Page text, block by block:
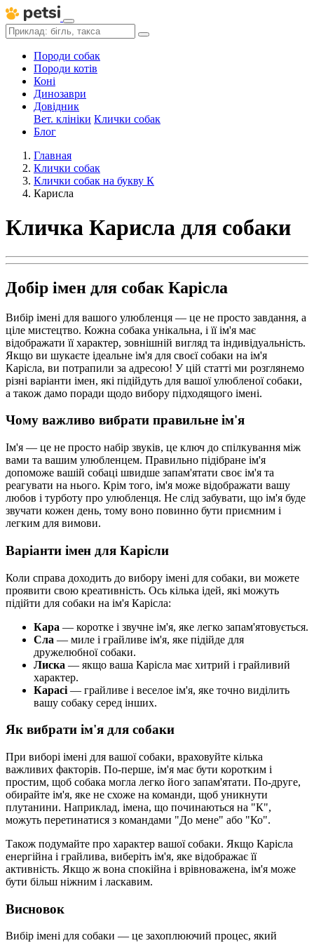
Породи собак
Породи котів
Коні
Динозаври
Довідник
Вет. клініки Клички собак
Блог
Главная
Клички собак
Клички собак на букву К
Карисла
Кличка Карисла для собаки
Добір імен для собак Карісла
Вибір імені для вашого улюбленця — це не просто завдання, а
ціле мистецтво. Кожна собака унікальна, і її ім'я має
відображати її характер, зовнішній вигляд та індивідуальність.
Якщо ви шукаєте ідеальне ім'я для своєї собаки на ім'я
Карісла, ви потрапили за адресою! У цій статті ми розглянемо
різні варіанти імен, які підійдуть для вашої улюбленої собаки,
а також дамо поради щодо вибору підходящого імені.
Чому важливо вибрати правильне ім'я
Ім'я — це не просто набір звуків, це ключ до спілкування між
вами та вашим улюбленцем. Правильно підібране ім'я
допоможе вашій собаці швидше запам'ятати своє ім'я та
реагувати на нього. Крім того, ім'я може відображати вашу
любов і турботу про улюбленця. Не слід забувати, що ім'я буде
звучати кожен день, тому воно повинно бути приємним і
легким для вимови.
Варіанти імен для Карісли
Коли справа доходить до вибору імені для собаки, ви можете
проявити свою креативність. Ось кілька ідей, які можуть
підійти для собаки на ім'я Карісла:
Кара — коротке і звучне ім'я, яке легко запам'ятовується.
Сла — миле і грайливе ім'я, яке підійде для
дружелюбної собаки.
Лиска — якщо ваша Карісла має хитрий і грайливий
характер.
Карасі — грайливе і веселое ім'я, яке точно виділить
вашу собаку серед інших.
Як вибрати ім'я для собаки
При виборі імені для вашої собаки, враховуйте кілька
важливих факторів. По-перше, ім'я має бути коротким і
простим, щоб собака могла легко його запам'ятати. По-друге,
обирайте ім'я, яке не схоже на команди, щоб уникнути
плутанини. Наприклад, імена, що починаються на "К",
можуть перетинатися з командами "До мене" або "Ко".
Також подумайте про характер вашої собаки. Якщо Карісла
енергійна і грайлива, виберіть ім'я, яке відображає її
активність. Якщо ж вона спокійна і врівноважена, ім'я може
бути більш ніжним і ласкавим.
Висновок
Вибір імені для собаки — це захоплюючий процес, який